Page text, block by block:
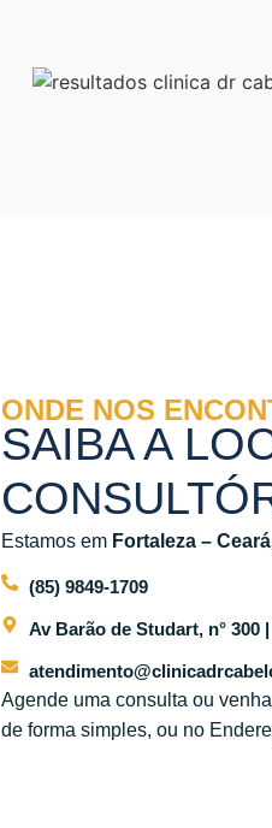
ONDE NOS
SAIBA A
Estamos em Fortaleza –
(85) 9849-1709
Av Barão de Studart, n° 300
Agende uma consulta ou
de forma simples, ou no